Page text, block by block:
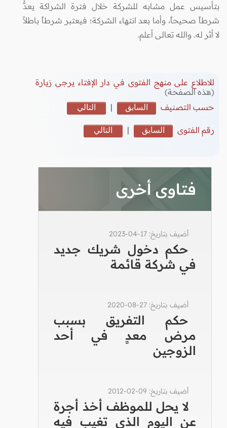
بتأسيس عمل مشابه للشركة خلال فترة الشراكة يعدُّ
شرطاً صحيحاً، وأما بعد انتهاء الشركة؛ فيعتبر شرطاً باطلاً
لا أثر له. والله تعالى أعلم.
للاطلاع على منهج الفتوى في دار الإفتاء يرجى زيارة
(هذه الصفحة)
حسب التصنيف
السابق | التالي
رقم الفتوى السابق | التالي
فتاوى أخرى
أضيف بتاريخ: 17-04-2023
حكم دخول شريك جديد
في شركة قائمة
أضيف بتاريخ: 27-08-2020
حكم التفريق بسبب
مرض معدٍ في أحد
الزوجين
أضيف بتاريخ: 09-02-2012
لا يحل للموظف أخذ أجرة
عن اليوم الذي تغيب فيه